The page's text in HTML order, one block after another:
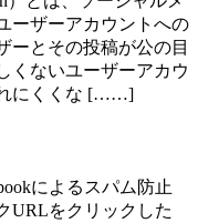
ーザーアカウントへの
ーとその投稿が公の目
くないユーザーアカウ
れにくくな [……]
によるスパム防止
URLをクリックした